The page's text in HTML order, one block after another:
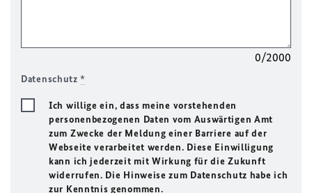
0/2000
Datenschutz*
Ich willige ein, dass meine vorstehenden
personenbezogenen Daten vom Auswärtigen Amt
zum Zwecke der Meldung einer Barriere auf der
Webseite verarbeitet werden. Diese Einwilligung
kann ich jederzeit mit Wirkung für die Zukunft
widerrufen. Die Hinweise zum Datenschutz habe ich
zur Kenntnis genommen.